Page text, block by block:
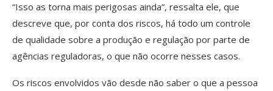
“Isso as torna mais perigosas ainda”, ressalta ele, que
descreve que, por conta dos riscos, há todo um controle
de qualidade sobre a produção e regulação por parte de
agências reguladoras, o que não ocorre nesses casos.
Os riscos envolvidos vão desde não saber o que a pessoa